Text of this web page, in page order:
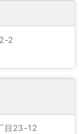
2
目23-12